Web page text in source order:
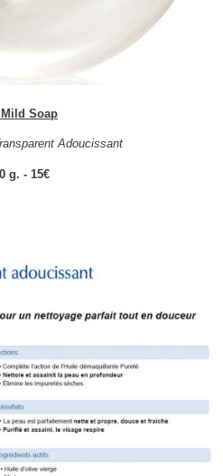
Mild Soap
Adoucissant
g. - 15€